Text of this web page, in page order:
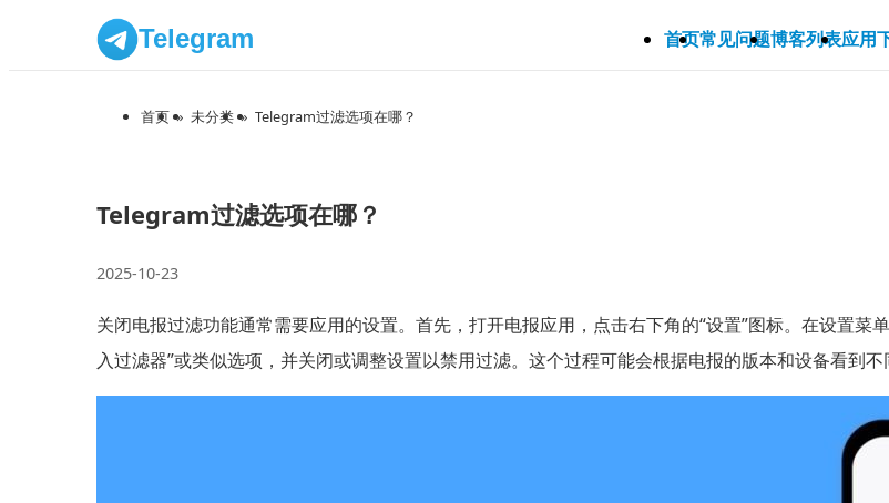
Telegram 首页常见问题博客列表应用
首页 » 未分类 » Telegram过滤选项在哪？
Telegram过滤选项在哪？
2025-10-23
关闭电报过滤功能通常需要应用的设置。首先，打开电报应用，点击右下角的“设置”图标。在设置菜
入过滤器”或类似选项，并关闭或调整设置以禁用过滤。这个过程可能会根据电报的版本和设备看到不